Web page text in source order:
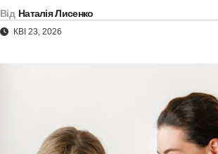
Від Наталія Лисенко
КВІ 23, 2026